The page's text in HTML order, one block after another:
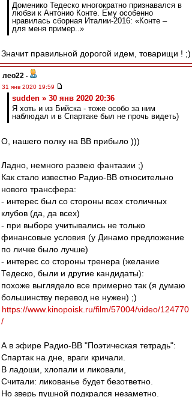
Доменико Тедеско многократно признавался в
любви к Антонио Конте. Ему особенно
нравилась сборная Италии-2016: «Конте –
для меня пример..»
Значит правильной дорогой идем, товарищи ! ;)
лео22 -
31 янв 2020 19:59
sudden » 30 янв 2020 20:36
Я хоть и из Бийска - тоже особо за ним
наблюдал и в Спартаке был не прочь видеть)
О, нашего полку на ВВ прибыло )))
Ладно, немного развею фантазии ;)
Как стало известно Радио-ВВ относительно
нового трансфера:
- интерес был со стороны всех столичных
клубов (да, да всех)
- при выборе учитывались не только
финансовые условия (у Динамо предложение
по личке было лучше)
- интерес со стороны тренера (желание
Тедеско, были и другие кандидаты):
похоже выглядело все примерно так (я думаю
большинству перевод не нужен) ;)
https://www.kinopoisk.ru/film/57004/video/124770
/
А в эфире Радио-ВВ "Поэтическая тетрадь":
Спартак на дне, враги кричали.
В ладоши, хлопали и ликовали,
Считали: ликованье будет безответно.
Но зверь пушной подкрался незаметно.